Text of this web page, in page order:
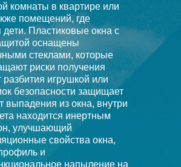
комнаты в квартире или
помещений, где
дети. Пластиковые окна с
оснащены
стеклами, которые
риски получения
игрушкой или
безопасности защищает
выпадения из окна, внутри
находится инертным
улучшающий
свойства окна,
и
напыление на